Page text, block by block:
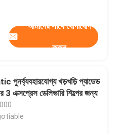
আমাদের সাথে যোগাযোগ
করুন
পুনর্ব্যবহারযোগ্য খড়খড়ি প্যাডেড
3 এক্সপ্রেস ডেলিভারি শিল্পের জন্য